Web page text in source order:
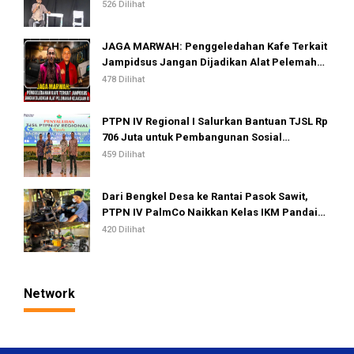
526 Dilihat
JAGA MARWAH: Penggeledahan Kafe Terkait
Jampidsus Jangan Dijadikan Alat Pelemahan
Kejaksaan RI
478 Dilihat
PTPN IV Regional I Salurkan Bantuan TJSL Rp
706 Juta untuk Pembangunan Sosial
Berkelanjutan
459 Dilihat
Dari Bengkel Desa ke Rantai Pasok Sawit,
PTPN IV PalmCo Naikkan Kelas IKM Pandai
Besi
420 Dilihat
Network